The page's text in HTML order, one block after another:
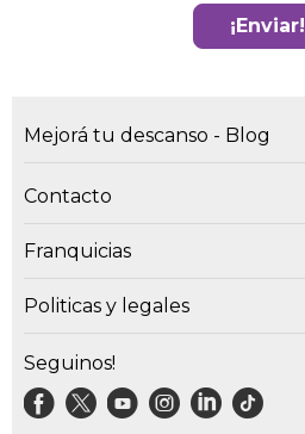
¡Enviar!
Mejorá tu descanso - Blog
Contacto
Franquicias
Politicas y legales
Seguinos!